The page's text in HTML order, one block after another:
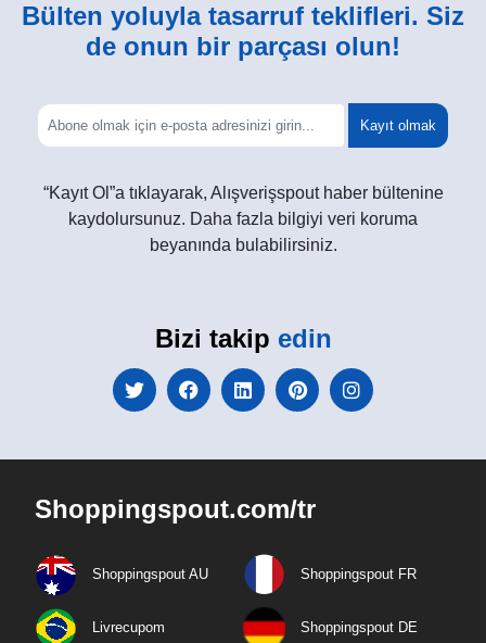
Bülten yoluyla tasarruf teklifleri. Siz
de onun bir parçası olun!
Kayıt olmak
“Kayıt Ol”a tıklayarak, Alışverişspout haber bültenine
kaydolursunuz. Daha fazla bilgiyi veri koruma
beyanında bulabilirsiniz.
Bizi takip edin
Shoppingspout.com/tr
Shoppingspout AU Shoppingspout FR
Livrecupom Shoppingspout DE